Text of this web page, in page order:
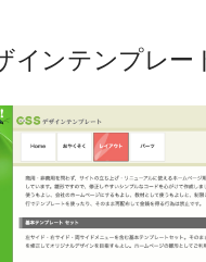
インテンプレー